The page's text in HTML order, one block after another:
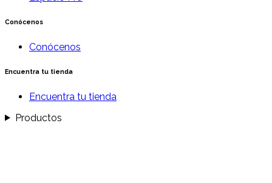
Conócenos
Conócenos
Encuentra tu tienda
Encuentra tu tienda
Productos